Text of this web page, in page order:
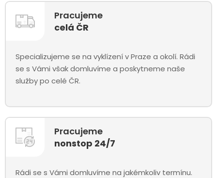
Pracujeme
celá ČR
Specializujeme se na vyklízení v Praze a okolí. Rádi
se s Vámi však domluvíme a poskytneme naše
služby po celé ČR.
Pracujeme
nonstop 24/7
Rádi se s Vámi domluvíme na jakémkoliv termínu.